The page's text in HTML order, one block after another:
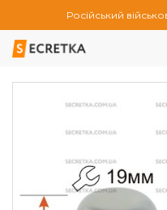
Російський
Гайки Гайка колісна M12x1,5x25 Конус (601145 Cr)